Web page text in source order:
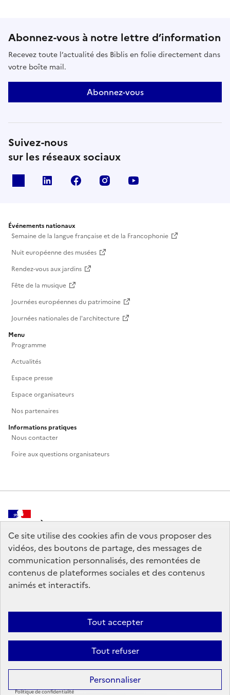
Ce site utilise des cookies afin de vous proposer des
vidéos, des boutons de partage, des messages de
communication personnalisés, des remontées de
contenus de plateformes sociales et des contenus
animés et interactifs.
Tout accepter
Tout refuser
Personnaliser
Politique de confidentialité
Abonnez-vous à notre lettre d’information
Recevez toute l’actualité des Biblis en folie directement dans
votre boîte mail.
Abonnez-vous
Suivez-nous
sur les réseaux sociaux
Linkedin Facebook Instagram
Événements nationaux
Semaine de la langue française et de la Francophonie
Nuit européenne des musées
Rendez-vous aux jardins
Fête de la musique
Journées européennes du patrimoine
Journées nationales de l'architecture
Menu
Programme
Actualités
Espace presse
Espace organisateurs
Nos partenaires
Informations pratiques
Nous contacter
Foire aux questions organisateurs
MINISTÈRE
DE LA CULTURE
legifrance.gouv.fr
service-public.gouv.fr
data.gouv.fr
Sauf mention contraire, tous les contenus de ce site sont sous